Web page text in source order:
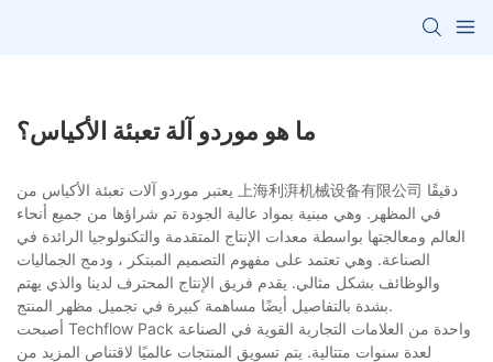
ما هو موردو آلة تعبئة الأكياس؟
يعتبر موردو آلات تعبئة الأكياس من 上海利湃机械设备有限公司 دقيقًا
في المظهر. وهي مبنية بمواد عالية الجودة تم شراؤها من جميع أنحاء
العالم ومعالجتها بواسطة معدات الإنتاج المتقدمة والتكنولوجيا الرائدة في
الصناعة. وهي تعتمد على مفهوم التصميم المبتكر ، ودمج الجماليات
والوظائف بشكل مثالي. يقدم فريق الإنتاج المحترف لدينا والذي يهتم
بشدة بالتفاصيل أيضًا مساهمة كبيرة في تجميل مظهر المنتج.
أصبحت Techflow Pack واحدة من العلامات التجارية القوية في الصناعة
لعدة سنوات متتالية. يتم تسويق المنتجات عالميًا لاقتناص المزيد من